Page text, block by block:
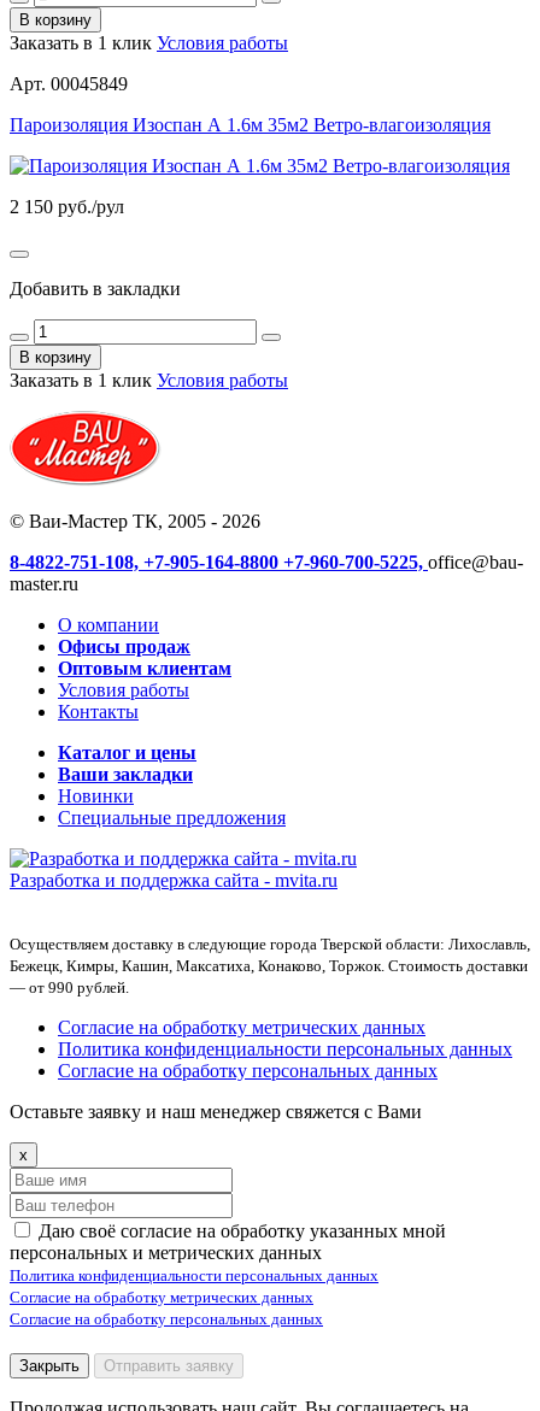
В корзину
Заказать в 1 клик Условия работы
Арт. 00045849
Пароизоляция Изоспан А 1.6м 35м2 Ветро-влагоизоляция
2 150 руб./рул
Добавить в закладки
В корзину
Заказать в 1 клик Условия работы
© Ваи-Мастер ТК, 2005 - 2026
8-4822-751-108, +7-905-164-8800 +7-960-700-5225, office@bau-
master.ru
О компании
Офисы продаж
Оптовым клиентам
Условия работы
Контакты
Каталог и цены
Ваши закладки
Новинки
Специальные предложения
Разработка и поддержка сайта - mvita.ru
Осуществляем доставку в следующие города Тверской области: Лихославль,
Бежецк, Кимры, Кашин, Максатиха, Конаково, Торжок. Стоимость доставки
— от 990 рублей.
Согласие на обработку метрических данных
Политика конфиденциальности персональных данных
Согласие на обработку персональных данных
Оставьте заявку и наш менеджер свяжется с Вами
x
Даю своё согласие на обработку указанных мной
персональных и метрических данных
Политика конфиденциальности персональных данных
Согласие на обработку метрических данных
Согласие на обработку персональных данных
Закрыть Отправить заявку